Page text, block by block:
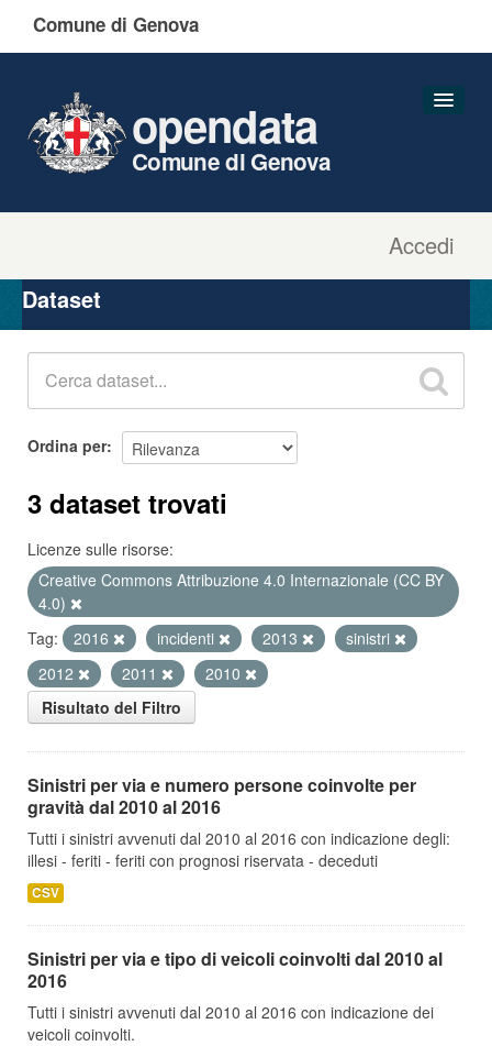
Comune di Genova
Accedi
opendata
Comune di Genova
Organizzazioni
Gruppi
Dataset
Ordina per
3 dataset trovati
Licenze sulle risorse:
Creative Commons Attribuzione 4.0 Internazionale (CC BY
4.0)
Tag:
2016 incidenti 2013
sinistri
2012
2011
2010
Risultato del Filtro
Sinistri per via e numero persone coinvolte per
gravità dal 2010 al 2016
Tutti i sinistri avvenuti dal 2010 al 2016 con indicazione degli:
illesi - feriti - feriti con prognosi riservata - deceduti
CSV
Sinistri per via e tipo di veicoli coinvolti dal 2010 al
2016
Tutti i sinistri avvenuti dal 2010 al 2016 con indicazione dei
veicoli coinvolti.